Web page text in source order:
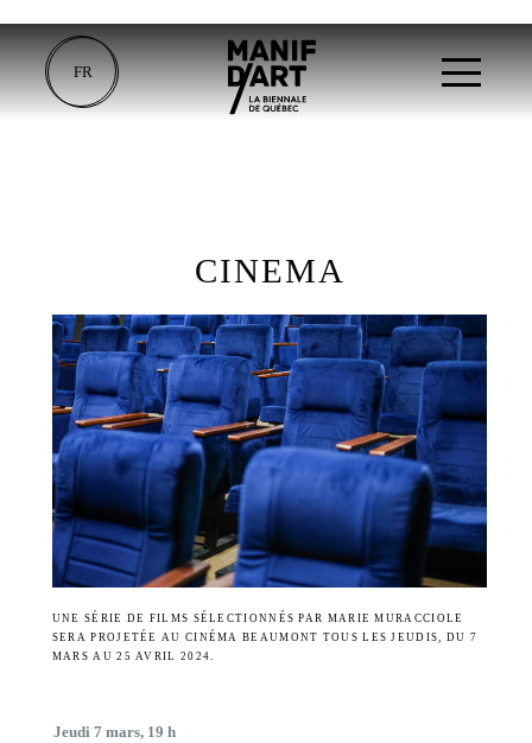
FR
CINEMA
UNE SÉRIE DE FILMS SÉLECTIONNÉS PAR MARIE MURACCIOLE
SERA PROJETÉE AU CINÉMA BEAUMONT TOUS LES JEUDIS, DU 7
MARS AU 25 AVRIL 2024.
Jeudi 7 mars, 19 h